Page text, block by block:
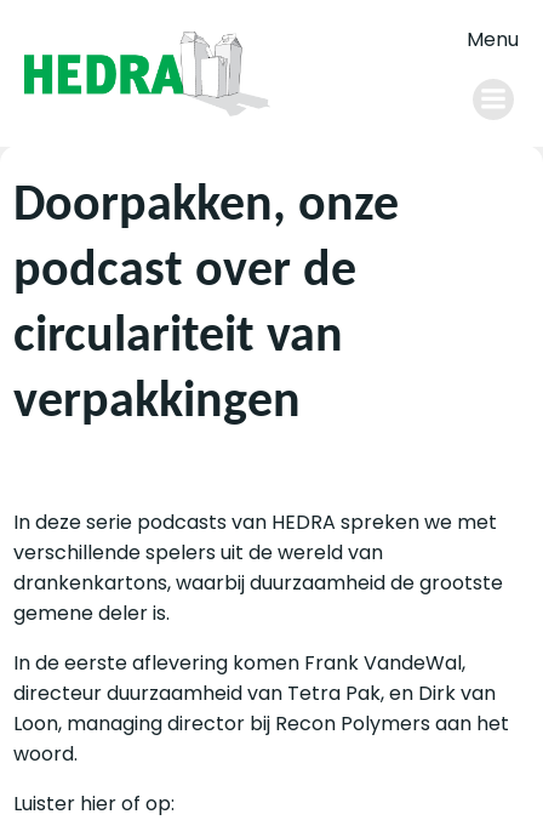
Menu
Doorpakken, onze
podcast over de
circulariteit van
verpakkingen
In deze serie podcasts van HEDRA spreken we met
verschillende spelers uit de wereld van
drankenkartons, waarbij duurzaamheid de grootste
gemene deler is.
In de eerste aflevering komen Frank VandeWal,
directeur duurzaamheid van Tetra Pak, en Dirk van
Loon, managing director bij Recon Polymers aan het
woord.
Luister hier of op: